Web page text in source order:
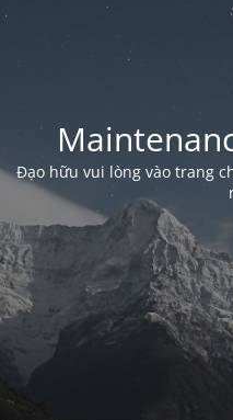
Đạo hữu vui lòng vào trang